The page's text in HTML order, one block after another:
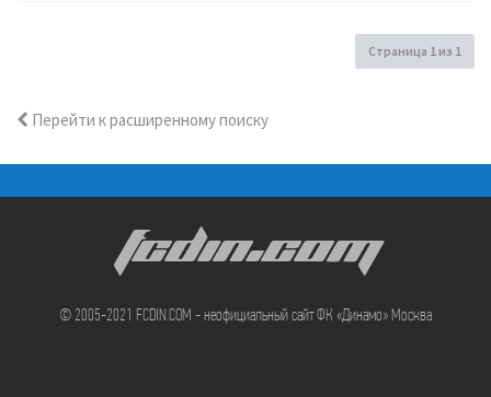
Страница 1из 1
Перейти к расширенному поиску
FCDIN.COM
© 2005-2021 FCDIN.COM - неофициальный сайт ФК «Динамо» Москва